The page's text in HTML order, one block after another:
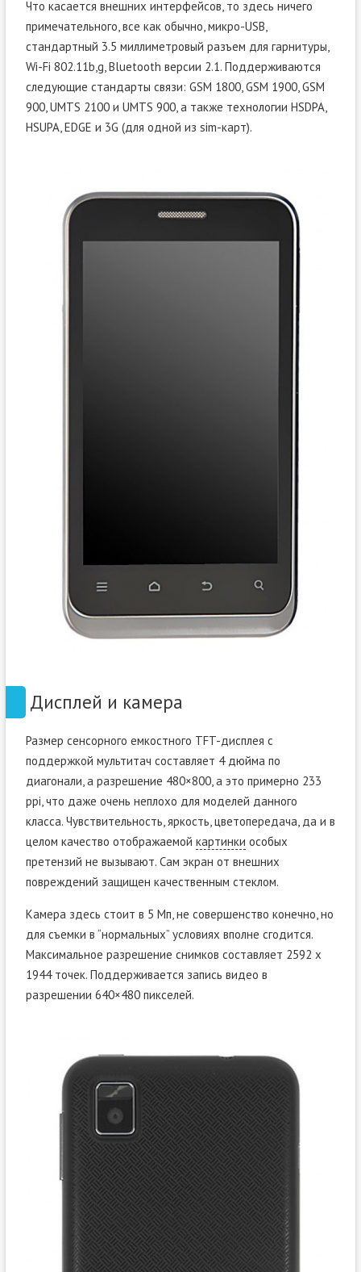
Что касается внешних интерфейсов, то здесь ничего
примечательного, все как обычно, микро-USB,
стандартный 3.5 миллиметровый разъем для гарнитуры,
Wi-Fi 802.11b,g, Bluetooth версии 2.1. Поддерживаются
следующие стандарты связи: GSM 1800, GSM 1900, GSM
900, UMTS 2100 и UMTS 900, а также технологии HSDPA,
HSUPA, EDGE и 3G (для одной из sim-карт).
Дисплей и камера
Размер сенсорного емкостного TFT-дисплея с
поддержкой мультитач составляет 4 дюйма по
диагонали, а разрешение 480×800, а это примерно 233
ppi, что даже очень неплохо для моделей данного
класса. Чувствительность, яркость, цветопередача, да и в
целом качество отображаемой картинки особых
претензий не вызывают. Сам экран от внешних
повреждений защищен качественным стеклом.
Камера здесь стоит в 5 Мп, не совершенство конечно, но
для съемки в “нормальных” условиях вполне сгодится.
Максимальное разрешение снимков составляет 2592 x
1944 точек. Поддерживается запись видео в
разрешении 640×480 пикселей.